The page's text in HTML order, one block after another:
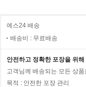
예스24 배송
배송비 : 무료배송
안전하고 정확한 포장을 위
고객님께 배송되는 모든 상
목적 : 안전한 포장 관리